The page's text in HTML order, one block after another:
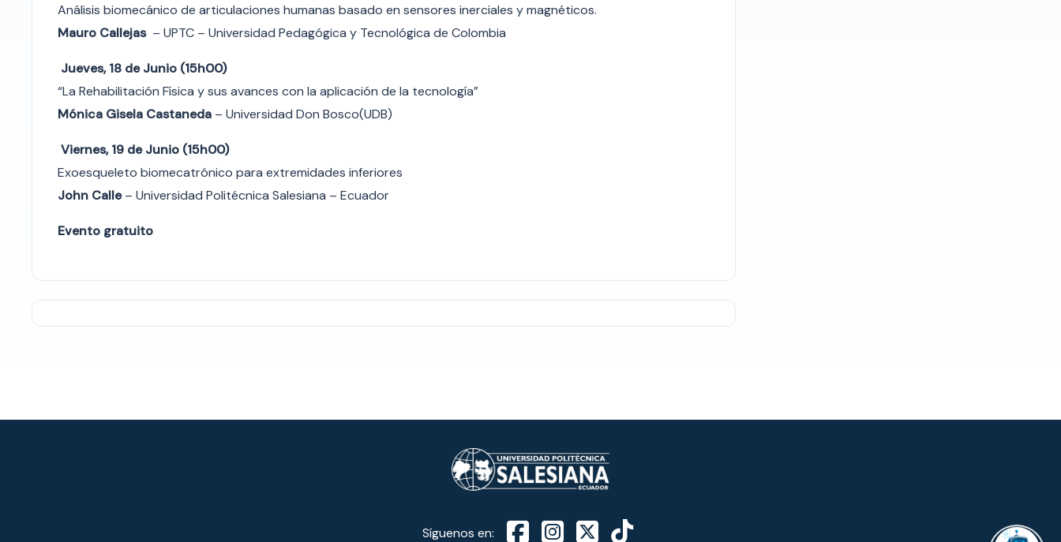
Análisis biomecánico de articulaciones humanas basado en sensores inerciales y magnéticos.
Mauro Callejas– UPTC – Universidad Pedagógica y Tecnológica de Colombia
Jueves, 18 de Junio (15h00)
“La Rehabilitación Física y sus avances con la aplicación de la tecnología”
Mónica Gisela Castaneda – Universidad Don Bosco(UDB)
Viernes, 19 de Junio (15h00)
Exoesqueleto biomecatrónico para extremidades inferiores
John Calle– Universidad Politécnica Salesiana – Ecuador
Evento gratuito
Síguenos en: